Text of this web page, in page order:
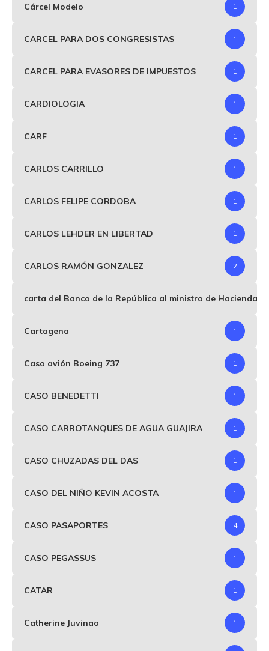
Cárcel Modelo 1
CARCEL PARA DOS CONGRESISTAS 1
CARCEL PARA EVASORES DE IMPUESTOS 1
CARDIOLOGIA 1
CARF 1
CARLOS CARRILLO 1
CARLOS FELIPE CORDOBA 1
CARLOS LEHDER EN LIBERTAD 1
CARLOS RAMÓN GONZALEZ 2
carta del Banco de la República al ministro de Hacienda
Cartagena 1
Caso avión Boeing 737 1
CASO BENEDETTI 1
CASO CARROTANQUES DE AGUA GUAJIRA 1
CASO CHUZADAS DEL DAS 1
CASO DEL NIÑO KEVIN ACOSTA 1
CASO PASAPORTES 4
CASO PEGASSUS 1
CATAR 1
Catherine Juvinao 1